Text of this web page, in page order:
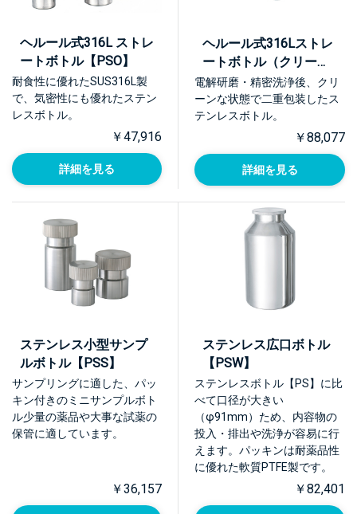
ヘルール式316L ストレ
ートボトル【PSO】
耐食性に優れたSUS316L製
で、気密性にも優れたステン
レスボトル。
￥47,916
詳細を見る
ヘルール式316Lストレ
ートボトル（クリーン
パック）【PSO-CP】
電解研磨・精密洗浄後、クリ
ーンな状態で二重包装したス
テンレスボトル。
￥88,077
詳細を見る
ステンレス小型サンプ
ルボトル【PSS】
サンプリングに適した、パッ
キン付きのミニサンプルボト
ル少量の薬品や大事な試薬の
保管に適しています。
￥36,157
ステンレス広口ボトル
【PSW】
ステンレスボトル【PS】に比
べて口径が大きい
（φ91mm）ため、内容物の
投入・排出や洗浄が容易に行
えます。パッキンは耐薬品性
に優れた軟質PTFE製です。
￥82,401